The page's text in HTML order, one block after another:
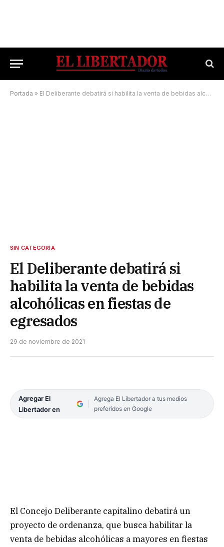
Portada » El Deliberante debatirá si habilita la venta de bebidas alcohólicas en fiestas de egresados
SIN CATEGORÍA
El Deliberante debatirá si
habilita la venta de bebidas
alcohólicas en fiestas de
egresados
29 de noviembre de 2021
Agregar El
Libertador en
Agrega El Libertador a tus medios
preferidos en Google
El Concejo Deliberante capitalino debatirá un
proyecto de ordenanza, que busca habilitar la
venta de bebidas alcohólicas a mayores en fiestas